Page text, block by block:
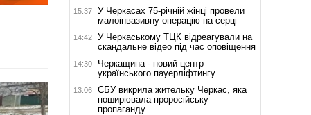
15:37
У Черкасах 75-річній жінці провели
малоінвазивну операцію на серці
14:42
У Черкаському ТЦК відреагували на
скандальне відео під час оповіщення
14:30
Черкащина - новий центр
українського пауерліфтингу
13:06
СБУ викрила жительку Черкас, яка
поширювала проросійську
пропаганду